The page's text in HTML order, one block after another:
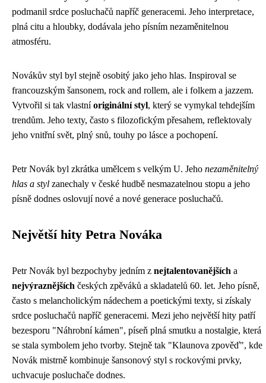
podmanil srdce posluchačů napříč generacemi. Jeho interpretace,
plná citu a hloubky, dodávala jeho písním nezaměnitelnou
atmosféru.
Novákův styl byl stejně osobitý jako jeho hlas. Inspiroval se
francouzským šansonem, rock and rollem, ale i folkem a jazzem.
Vytvořil si tak vlastníoriginální styl, který se vymykal tehdejším
trendům. Jeho texty, často s filozofickým přesahem, reflektovaly
jeho vnitřní svět, plný snů, touhy po lásce a pochopení.
Petr Novák byl zkrátka umělcem s velkým U. Jeho nezaměnitelný
hlas a styl zanechaly v české hudbě nesmazatelnou stopu a jeho
písně dodnes oslovují nové a nové generace posluchačů.
Největší hity Petra Nováka
Petr Novák byl bezpochyby jedním z nejtalentovanějších a
nejvýraznějších českých zpěváků a skladatelů 60. let. Jeho písně,
často s melancholickým nádechem a poetickými texty, si získaly
srdce posluchačů napříč generacemi. Mezi jeho největší hity patří
bezesporu "Náhrobní kámen", píseň plná smutku a nostalgie, která
se stala symbolem jeho tvorby. Stejně tak "Klaunova zpověď", kde
Novák mistrně kombinuje šansonový styl s rockovými prvky,
uchvacuje posluchače dodnes.